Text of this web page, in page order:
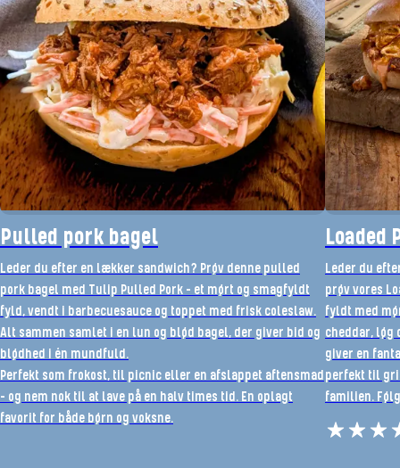
Pulled pork bagel
Leder du efter en lækker sandwich? Prøv denne pulled
pork bagel med Tulip Pulled Pork - et mørt og smagfyldt
fyld, vendt i barbecuesauce og toppet med frisk coleslaw.
Alt sammen samlet i en lun og blød bagel, der giver bid og
blødhed i én mundfuld.
Perfekt som frokost, til picnic eller en afslappet aftensmad
- og nem nok til at lave på en halv times tid. En oplagt
favorit for både børn og voksne.
Loaded
Leder du
prøv vores
fyldt med
cheddar, løg
giver en
perfekt til
familien.